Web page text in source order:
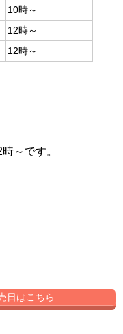
10時～
12時～
12時～
～です。
日はこちら